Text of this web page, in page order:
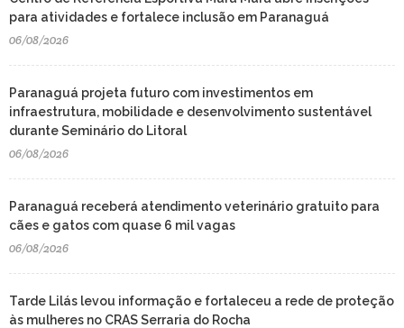
para atividades e fortalece inclusão em Paranaguá
06/08/2026
Paranaguá projeta futuro com investimentos em
infraestrutura, mobilidade e desenvolvimento sustentável
durante Seminário do Litoral
06/08/2026
Paranaguá receberá atendimento veterinário gratuito para
cães e gatos com quase 6 mil vagas
06/08/2026
Tarde Lilás levou informação e fortaleceu a rede de proteção
às mulheres no CRAS Serraria do Rocha